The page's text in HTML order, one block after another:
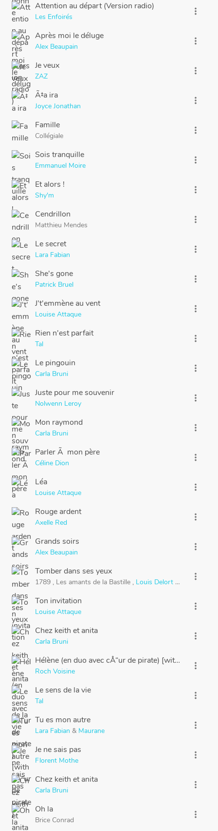
Attention au départ (Version radio)
Les Enfoirés
more_vert
Après moi le déluge
Alex Beaupain
more_vert
Je veux
ZAZ
more_vert
Ã‡a ira
Joyce Jonathan
more_vert
Famille
Collégiale
more_vert
Sois tranquille
Emmanuel Moire
more_vert
Et alors !
Shy'm
more_vert
Cendrillon
Matthieu Mendes
more_vert
Le secret
Lara Fabian
more_vert
She's gone
Patrick Bruel
more_vert
J't'emmène au vent
Louise Attaque
more_vert
Rien n'est parfait
Tal
more_vert
Le pingouin
Carla Bruni
more_vert
Juste pour me souvenir
Nolwenn Leroy
more_vert
Mon raymond
Carla Bruni
more_vert
Parler Ã mon père
Céline Dion
more_vert
Léa
Louise Attaque
more_vert
Rouge ardent
Axelle Red
more_vert
Grands soirs
Alex Beaupain
more_vert
Tomber dans ses yeux
1789 , Les amants de la Bastille , Louis Delort & Camille Lou
more_vert
Ton invitation
Louise Attaque
more_vert
Chez keith et anita
Carla Bruni
more_vert
Hélène (en duo avec cÅ“ur de pirate) [with cÅ“ur de
Roch Voisine
more_vert
Le sens de la vie
Tal
more_vert
Tu es mon autre
Lara Fabian & Maurane
more_vert
Je ne sais pas
Florent Mothe
more_vert
Chez keith et anita
Carla Bruni
more_vert
Oh la
Brice Conrad
more_vert